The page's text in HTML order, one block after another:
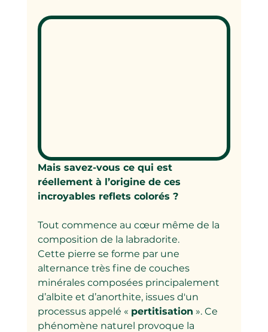
Mais savez-vous ce qui est
réellement à l’origine de ces
incroyables reflets colorés ?
Tout commence au cœur même de la
composition de la labradorite.
Cette pierre se forme par une
alternance très fine de couches
minérales composées principalement
d’albite et d’anorthite, issues d'un
processus appelé « pertitisation ». Ce
phénomène naturel provoque la